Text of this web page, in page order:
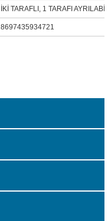
İKİ TARAFLI, 1 TARAFI
8697435934721